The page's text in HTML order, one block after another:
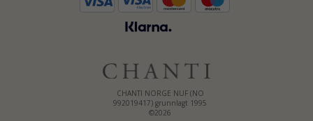
CHANTI NORGE NUF (NO
992019417) grunnlagt 1995
©2026